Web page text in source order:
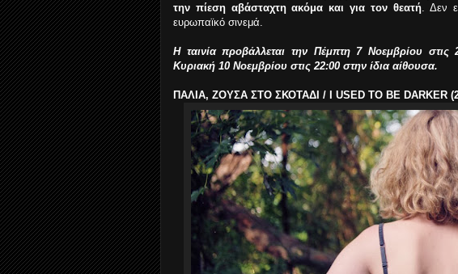
την πίεση αβάσταχτη ακόμα και για τον θεατή. Δεν
ευρωπαϊκό σινεμά.
Η ταινία προβάλλεται την Πέμπτη 7 Νοεμβρίου
Κυριακή 10 Νοεμβρίου στις 22:00 στην ίδια αίθουσα.
ΠΑΛΙΑ, ΖΟΥΣΑ ΣΤΟ ΣΚΟΤΑΔΙ / I USED TO BE DARKER